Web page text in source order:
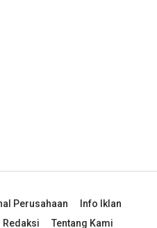
Perusahaan
Info Iklan
Redaksi Tentang Kami